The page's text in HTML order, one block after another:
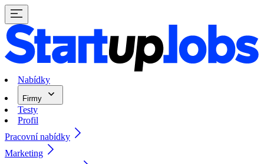
Nabídky
Firmy
Testy
Profil
Pracovní nabídky
Marketing